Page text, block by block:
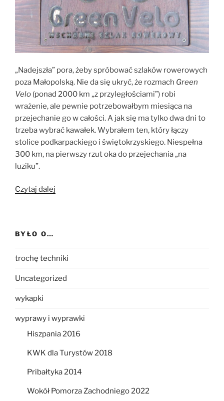
„Nadejszła” pora, żeby spróbować szlaków rowerowych
poza Małopolską. Nie da się ukryć, że rozmach Green
Velo (ponad 2000 km „z przyległościami”) robi
wrażenie, ale pewnie potrzebowałbym miesiąca na
przejechanie go w całości. A jak się ma tylko dwa dni to
trzeba wybrać kawałek. Wybrałem ten, który łączy
stolice podkarpackiego i świętokrzyskiego. Niespełna
300 km, na pierwszy rzut oka do przejechania „na
luziku”.
Czytaj dalej
Kielc”
BYŁO O…
trochę techniki
Uncategorized
wykapki
wyprawy i wyprawki
Hiszpania 2016
KWK dla Turystów 2018
Pribałtyka 2014
Wokół Pomorza Zachodniego 2022